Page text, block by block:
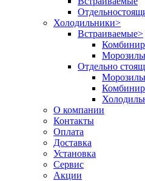
Холодильники>
Встраиваемые>
Отдельно
О компании
Контакты
Оплата
Доставка
Установка
Сервис
Акции